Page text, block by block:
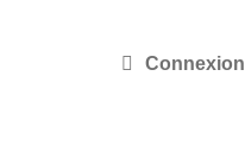
Connexion